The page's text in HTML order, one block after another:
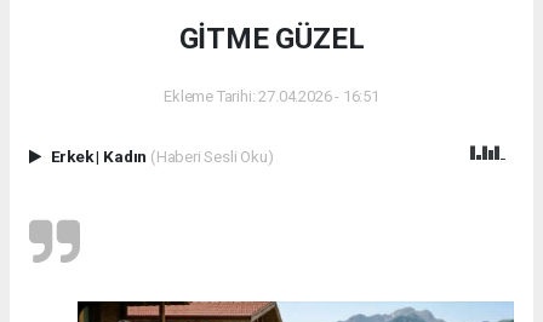
GİTME GÜZEL
Ekleme Tarihi: 27.04.2026 - 16:51
Erkek| Kadın (Haberi Sesli Oku)